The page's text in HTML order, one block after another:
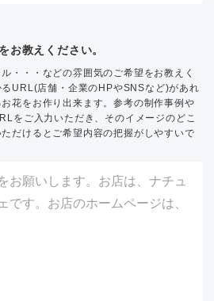
お教えください。
・・・などの雰囲気のご希望をお教えく
URL(店舗・企業のHPやSNSなど)があれ
花をお作り出来ます。参考の制作事例や
をご入力いただき、そのイメージのどこ
だけるとご希望内容の把握がしやすいで